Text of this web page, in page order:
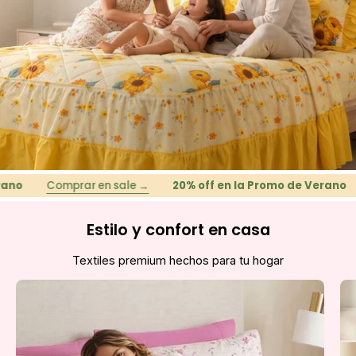
Comprar en sale → 20% off en la Promo de Verano
Estilo y confort en casa
Textiles premium hechos para tu hogar